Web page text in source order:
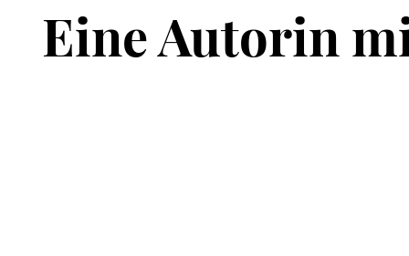
Eine Autorin